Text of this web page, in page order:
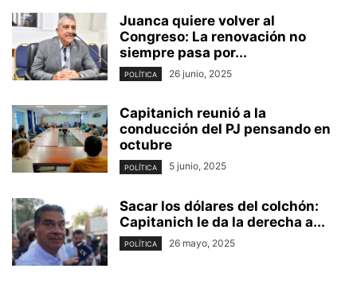
Juanca quiere volver al
Congreso: La renovación no
siempre pasa por...
POLÍTICA 26 junio, 2025
Capitanich reunió a la
conducción del PJ pensando en
octubre
POLÍTICA 5 junio, 2025
Sacar los dólares del colchón:
Capitanich le da la derecha a...
POLÍTICA 26 mayo, 2025